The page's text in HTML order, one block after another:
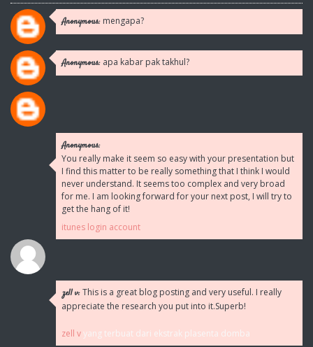
Anonymous: mengapa?
Anonymous: apa kabar pak takhul?
Anonymous:
You really make it seem so easy with your presentation but
I find this matter to be really something that I think I would
never understand. It seems too complex and very broad
for me. I am looking forward for your next post, I will try to
get the hang of it!
itunes login account
zell v:This is a great blog posting and very useful. I really
appreciate the research you put into it.Superb!
zell vyang terbuat dari ekstrak plasenta domba